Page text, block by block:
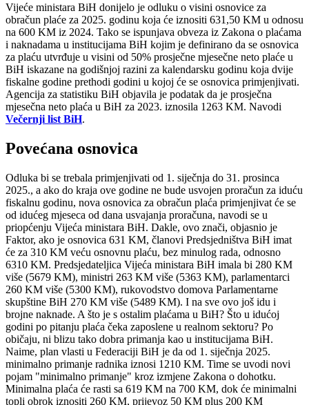
Vijeće ministara BiH donijelo je odluku o visini osnovice za
obračun plaće za 2025. godinu koja će iznositi 631,50 KM u odnosu
na 600 KM iz 2024. Tako se ispunjava obveza iz Zakona o plaćama
i naknadama u institucijama BiH kojim je definirano da se osnovica
za plaću utvrđuje u visini od 50% prosječne mjesečne neto plaće u
BiH iskazane na godišnjoj razini za kalendarsku godinu koja dvije
fiskalne godine prethodi godini u kojoj će se osnovica primjenjivati.
Agencija za statistiku BiH objavila je podatak da je prosječna
mjesečna neto plaća u BiH za 2023. iznosila 1263 KM. Navodi
Večernji list BiH.
Povećana osnovica
Odluka bi se trebala primjenjivati od 1. siječnja do 31. prosinca
2025., a ako do kraja ove godine ne bude usvojen proračun za iduću
fiskalnu godinu, nova osnovica za obračun plaća primjenjivat će se
od idućeg mjeseca od dana usvajanja proračuna, navodi se u
priopćenju Vijeća ministara BiH. Dakle, ovo znači, objasnio je
Faktor, ako je osnovica 631 KM, članovi Predsjedništva BiH imat
će za 310 KM veću osnovnu plaću, bez minulog rada, odnosno
6310 KM. Predsjedateljica Vijeća ministara BiH imala bi 280 KM
više (5679 KM), ministri 263 KM više (5363 KM), parlamentarci
260 KM više (5300 KM), rukovodstvo domova Parlamentarne
skupštine BiH 270 KM više (5489 KM). I na sve ovo još idu i
brojne naknade. A što je s ostalim plaćama u BiH? Što u idućoj
godini po pitanju plaća čeka zaposlene u realnom sektoru? Po
običaju, ni blizu tako dobra primanja kao u institucijama BiH.
Naime, plan vlasti u Federaciji BiH je da od 1. siječnja 2025.
minimalno primanje radnika iznosi 1210 KM. Time se uvodi novi
pojam "minimalno primanje" kroz izmjene Zakona o dohotku.
Minimalna plaća će rasti sa 619 KM na 700 KM, dok će minimalni
topli obrok iznositi 260 KM, prijevoz 50 KM plus 200 KM